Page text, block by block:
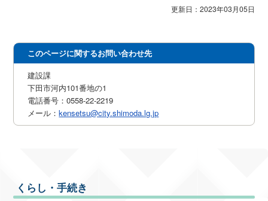
更新日：2023年03月05日
このページに関するお問い合わせ先
建設課
下田市河内101番地の1
電話番号：0558-22-2219
メール：kensetsu@city.shimoda.lg.jp
くらし・手続き